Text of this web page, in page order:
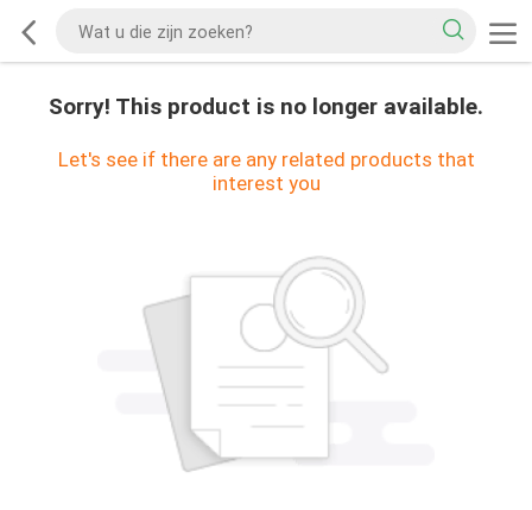
Sorry! This product is no longer available.
Let's see if there are any related products that
interest you